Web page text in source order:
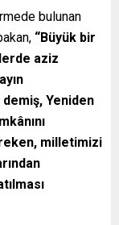
bulunan
“Büyük bir
aziz
demiş, Yeniden
milletimizi